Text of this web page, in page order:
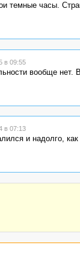
темные часы.
в 09:55
вообще
в 07:13
и надолго,